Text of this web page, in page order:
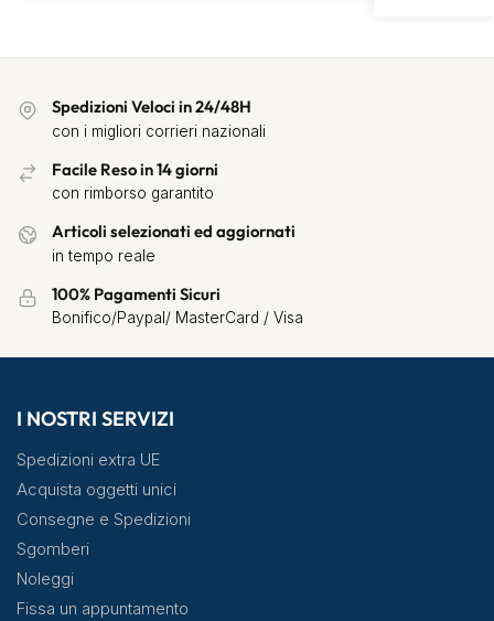
Spedizioni Veloci in 24/48H
con i migliori corrieri nazionali
Facile Reso in 14 giorni
con rimborso garantito
Articoli selezionati ed aggiornati
in tempo reale
100% Pagamenti Sicuri
Bonifico/Paypal/ MasterCard / Visa
I NOSTRI SERVIZI
Spedizioni extra UE
Acquista oggetti unici
Consegne e Spedizioni
Sgomberi
Noleggi
Fissa un appuntamento